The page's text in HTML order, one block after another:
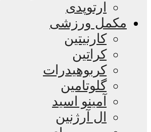
ارتوپدی
مکمل ورزشی
کارنیتین
کراتین
کربوهیدرات
گلوتامین
آمینو اسید
ال آرژنین